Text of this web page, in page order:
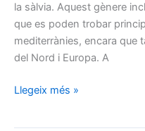
la sàlvia. Aquest gènere
que es poden trobar
mediterrànies, encara que
del Nord i Europa. A
Teucrium:
Llegeix més »